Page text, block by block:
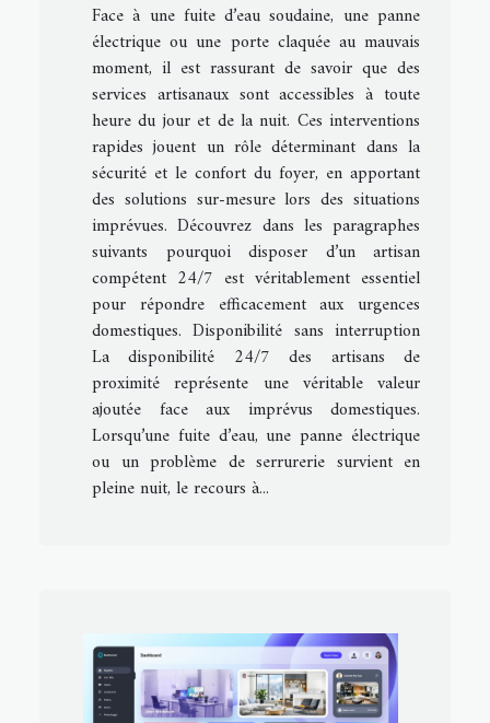
Face à une fuite d’eau soudaine, une panne
électrique ou une porte claquée au mauvais
moment, il est rassurant de savoir que des
services artisanaux sont accessibles à toute
heure du jour et de la nuit. Ces interventions
rapides jouent un rôle déterminant dans la
sécurité et le confort du foyer, en apportant
des solutions sur-mesure lors des situations
imprévues. Découvrez dans les paragraphes
suivants pourquoi disposer d’un artisan
compétent 24/7 est véritablement essentiel
pour répondre efficacement aux urgences
domestiques. Disponibilité sans interruption
La disponibilité 24/7 des artisans de
proximité représente une véritable valeur
ajoutée face aux imprévus domestiques.
Lorsqu’une fuite d’eau, une panne électrique
ou un problème de serrurerie survient en
pleine nuit, le recours à...